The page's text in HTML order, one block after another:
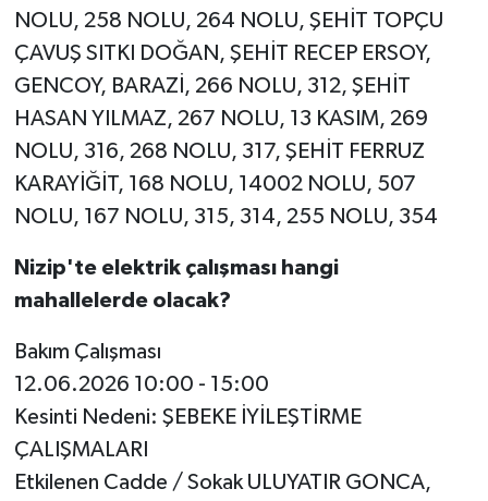
NOLU, 258 NOLU, 264 NOLU, ŞEHİT TOPÇU
ÇAVUŞ SITKI DOĞAN, ŞEHİT RECEP ERSOY,
GENCOY, BARAZİ, 266 NOLU, 312, ŞEHİT
HASAN YILMAZ, 267 NOLU, 13 KASIM, 269
NOLU, 316, 268 NOLU, 317, ŞEHİT FERRUZ
KARAYİĞİT, 168 NOLU, 14002 NOLU, 507
NOLU, 167 NOLU, 315, 314, 255 NOLU, 354
Nizip'te elektrik çalışması hangi
mahallelerde olacak?
Bakım Çalışması
12.06.2026 10:00 - 15:00
Kesinti Nedeni: ŞEBEKE İYİLEŞTİRME
ÇALIŞMALARI
Etkilenen Cadde / Sokak ULUYATIR GONCA,